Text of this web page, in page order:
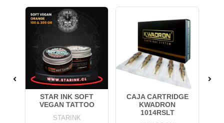
STAR INK SOFT
VEGAN TATTOO
STARINK
CAJA CARTRIDGE
KWADRON
1014RSLT